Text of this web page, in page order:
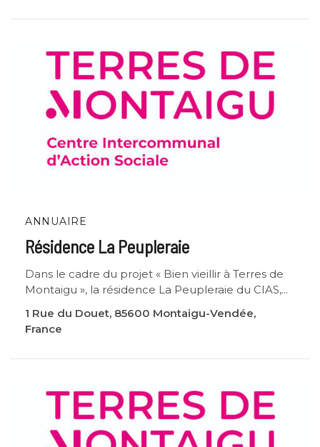
ANNUAIRE
Résidence La Peupleraie
Dans le cadre du projet « Bien vieillir à Terres de
Montaigu », la résidence La Peupleraie du CIAS,...
1 Rue du Douet, 85600 Montaigu-Vendée,
France